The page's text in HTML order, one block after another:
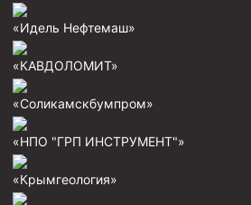
Головки цементировочные
скважин УЭЦС
Турбулизаторы типа ЦТ
Кольца ограничительные ПЦ и ЦЦ
«Идель Нефтемаш»
«КАВДОЛОМИТ»
«Соликамскбумпром»
«НПО "ГРП ИНСТРУМЕНТ"»
«Крымгеология»